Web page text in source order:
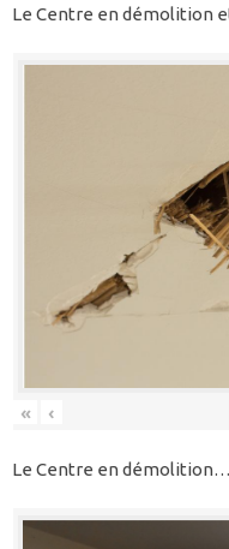
Le Centre en démolition
« ‹
Le Centre en démolition…